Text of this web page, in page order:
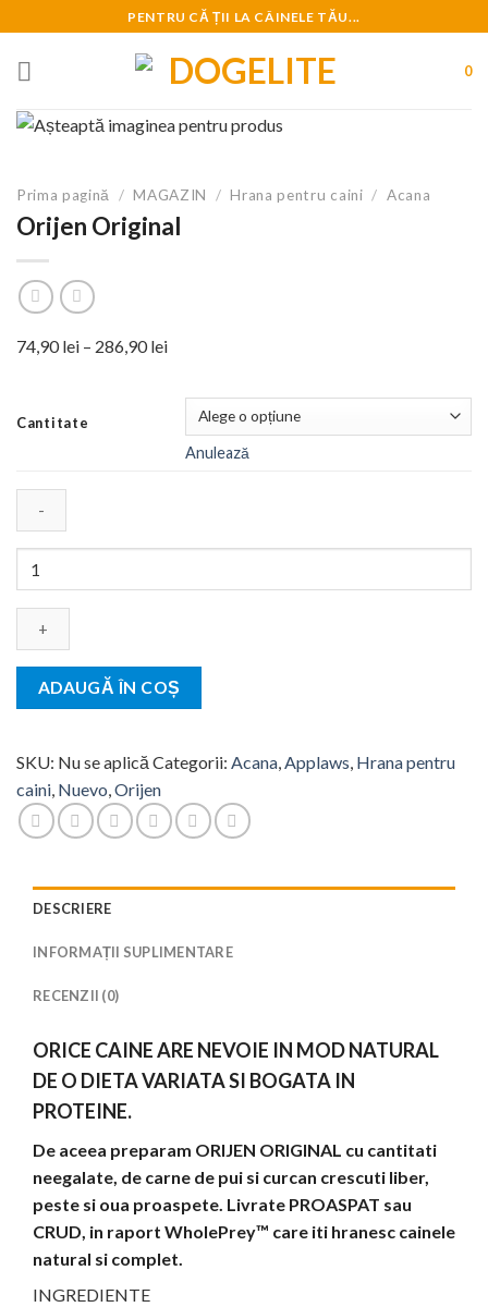
to
content
PENTRU CĂ ȚII LA CÂINELE TĂU...
0
Prima pagină / MAGAZIN / Hrana pentru caini / Acana
Orijen Original
74,90lei – 286,90leiInterval
prețuri:
74,90 lei
până
Cantitate
Anulează
Original
ADAUGĂ ÎN COȘ
SKU: Nu se aplică Categorii: Acana,Applaws, Hrana pentru
caini, Nuevo,Orijen
DESCRIERE
INFORMAȚII SUPLIMENTARE
RECENZII (0)
ORICE CAINE ARE NEVOIE IN MOD NATURAL
DE O DIETA VARIATA SI BOGATA IN
PROTEINE.
De aceea preparam ORIJEN ORIGINAL cu cantitati
neegalate, de carne de pui si curcan crescuti liber,
peste si oua proaspete. Livrate PROASPAT sau
CRUD, in raport WholePrey™ care iti hranesc cainele
natural si complet.
INGREDIENTE